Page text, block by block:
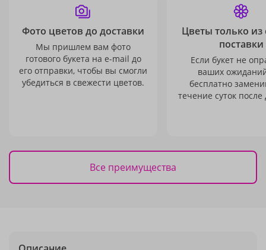
Фото цветов до доставки
Мы пришлем вам фото
готового букета на e-mail до
его отправки, чтобы вы смогли
убедиться в свежести цветов.
Цветы только из
поставки
Если букет не
ваших
бесплатно
течение суток после
Все преимущества